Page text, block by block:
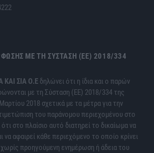
ΜΕ ΤΗ ΣΎΣΤΑΣΗ (ΕΕ) 2018/334
ΚΑΙ ΣΙΑ Ο.Ε δηλώνει ότι η ίδια και ο παρών
με τη Σύσταση (ΕΕ) 2018/334 της
2018 σχετικά με τα μέτρα για την
του παράνομου περιεχομένου στο
στο πλαίσιο αυτό διατηρεί το δικαίωμα να
να αφαιρεί κάθε περιεχόμενο το οποίο κρίνει
χωρίς προηγούμενη ενημέρωση ή άδεια του